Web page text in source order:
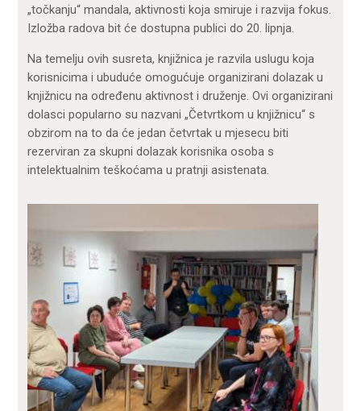
„točkanju“ mandala, aktivnosti koja smiruje i razvija fokus.
Izložba radova bit će dostupna publici do 20. lipnja.
Na temelju ovih susreta, knjižnica je razvila uslugu koja
korisnicima i ubuduće omogućuje organizirani dolazak u
knjižnicu na određenu aktivnost i druženje. Ovi organizirani
dolasci popularno su nazvani „Četvrtkom u knjižnicu“ s
obzirom na to da će jedan četvrtak u mjesecu biti
rezerviran za skupni dolazak korisnika osoba s
intelektualnim teškoćama u pratnji asistenata.